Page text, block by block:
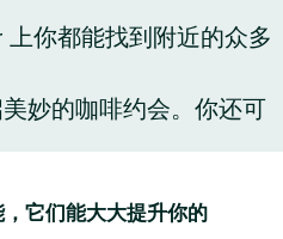
你都能找到附近的众多
妙的咖啡约会。你还可
它们能大大提升你的